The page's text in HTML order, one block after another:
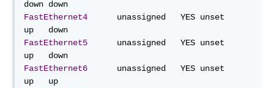
FastEthernet4
      unassigned   YES unset
FastEthernet5
      unassigned   YES unset
FastEthernet6
      unassigned   YES unset